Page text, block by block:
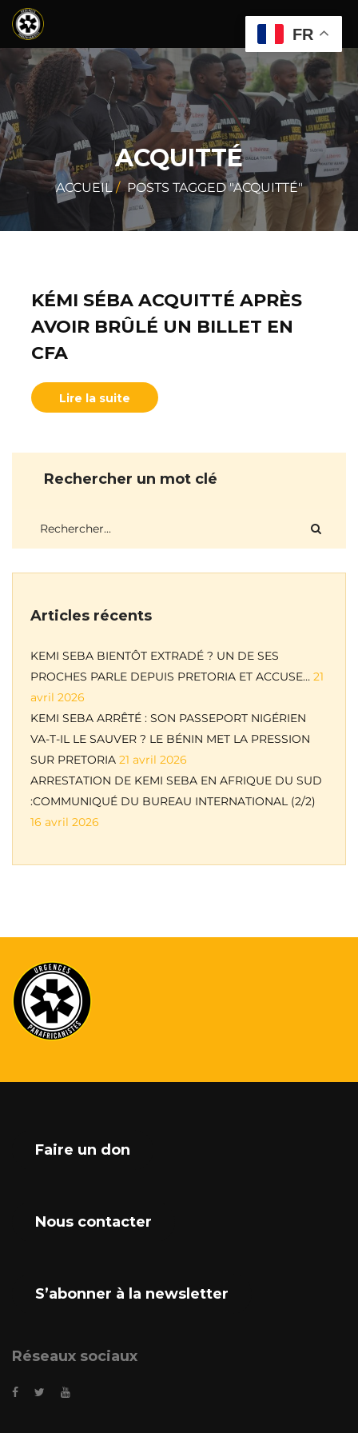
ACQUITTÉ
ACCUEIL POSTS TAGGED "ACQUITTÉ"
KÉMI SÉBA ACQUITTÉ APRÈS
AVOIR BRÛLÉ UN BILLET EN
CFA
Lire la suite
Rechercher un mot clé
Articles récents
KEMI SEBA BIENTÔT EXTRADÉ ? UN DE SES
PROCHES PARLE DEPUIS PRETORIA ET ACCUSE… 21
avril 2026
KEMI SEBA ARRÊTÉ : SON PASSEPORT NIGÉRIEN
VA-T-IL LE SAUVER ? LE BÉNIN MET LA PRESSION
SUR PRETORIA 21 avril 2026
ARRESTATION DE KEMI SEBA EN AFRIQUE DU SUD
:COMMUNIQUÉ DU BUREAU INTERNATIONAL (2/2)
16 avril 2026
Faire un don
Nous contacter
S’abonner à la newsletter
Réseaux sociaux
FR